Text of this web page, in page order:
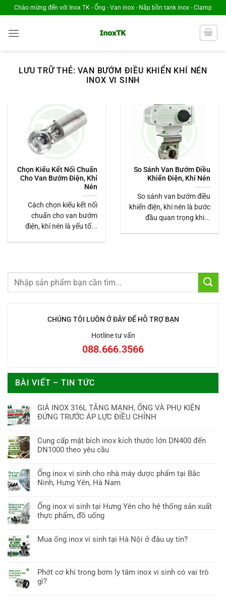
Chuyển
đến
nội
Chào mừng đến với Inox TK - Ống - Van inox - Nắp bồn tank inox - Clamp
LƯU TRỮ THẺ:VAN BƯỚM ĐIỀU KHIỂN KHÍ NÉN
INOX VI SINH
Chọn Kiểu Kết Nối Chuẩn
Cho Van Bướm Điện, Khí
Nén
Cách chọn kiểu kết nối
chuẩn cho van bướm
điện, khí nén là yếu tố...
So Sánh Van Bướm Điều
Khiển Điện, Khí Nén
So sánh van bướm điều
khiển điện, khí nén là bước
đầu quan trọng khi...
CHÚNG TÔI LUÔN Ở ĐÂY ĐỂ HỖ TRỢ BẠN
Hotline tư vấn
088.666.3566
BÀI VIẾT – TIN TỨC
GIÁ INOX 316L TĂNG MẠNH, ỐNG VÀ PHỤ KIỆN
ĐỨNG TRƯỚC ÁP LỰC ĐIỀU CHỈNH
Cung cấp mặt bích inox kích thước lớn DN400 đến
DN1000 theo yêu cầu
Ống inox vi sinh cho nhà máy dược phẩm tại Bắc
Ninh, Hưng Yên, Hà Nam
Ống inox vi sinh tại Hưng Yên cho hệ thống sản xuất
thực phẩm, đồ uống
Mua ống inox vi sinh tại Hà Nội ở đâu uy tín?
Phớt cơ khí trong bơm ly tâm inox vi sinh có vai trò
gì?